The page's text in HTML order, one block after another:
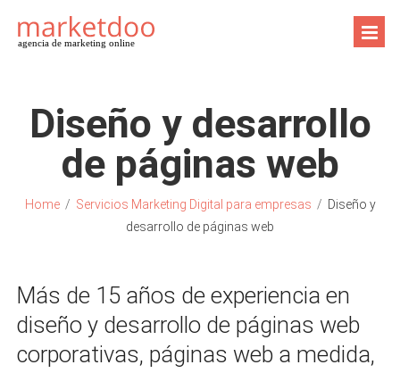
agencia de marketing online
Diseño y desarrollo
de páginas web
Home / Servicios Marketing Digital para empresas / Diseño y
desarrollo de páginas web
Más de 15 años de experiencia en
diseño y desarrollo de páginas web
corporativas, páginas web a medida,